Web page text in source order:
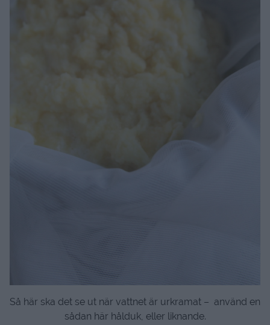
Så här ska det se ut när vattnet är urkramat – använd en
sådan här hålduk, eller liknande.